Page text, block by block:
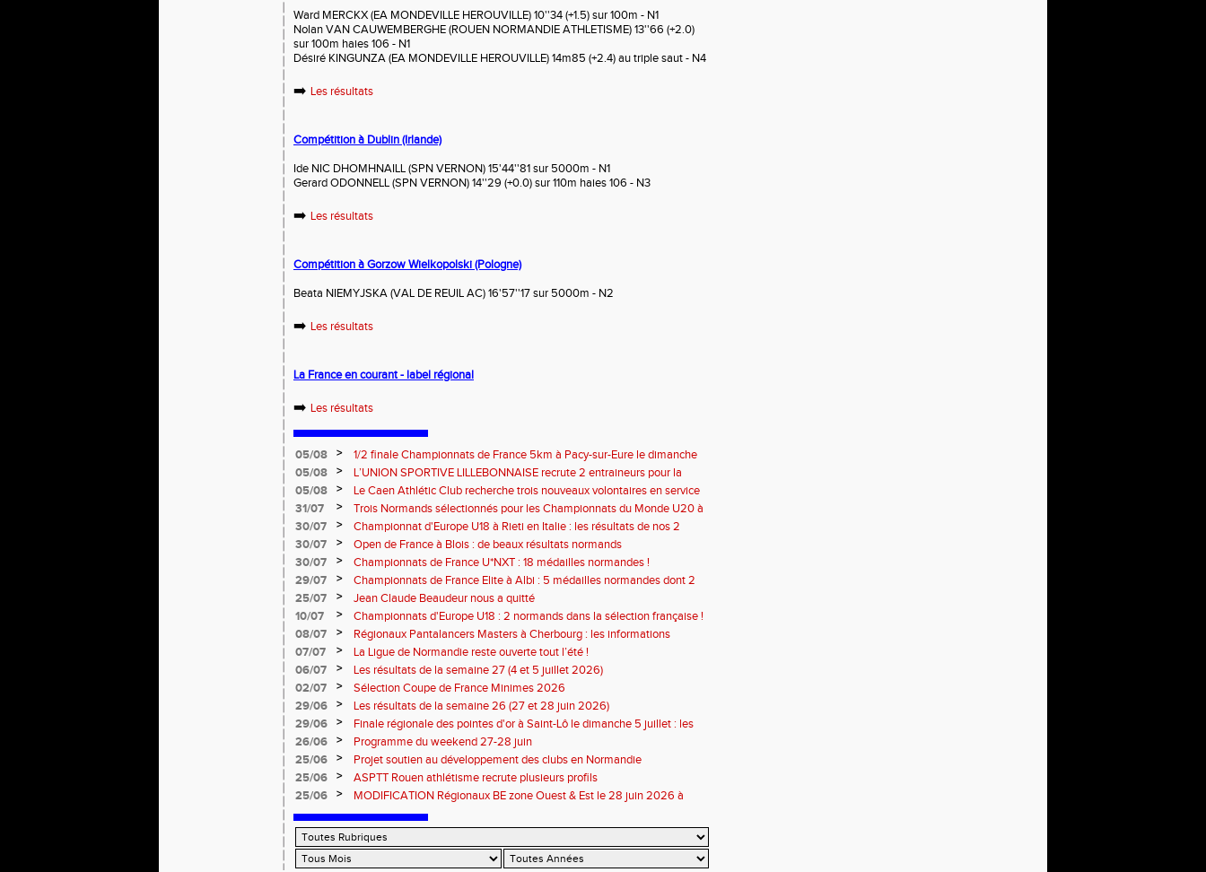
Ward MERCKX (EA MONDEVILLE HEROUVILLE) 10''34 (+1.5) sur 100m - N1
Nolan VAN CAUWEMBERGHE (ROUEN NORMANDIE ATHLETISME) 13''66 (+2.0)
sur 100m haies 106 - N1
Désiré KINGUNZA (EA MONDEVILLE HEROUVILLE) 14m85 (+2.4) au triple saut - N4
➡️ Les résultats
Compétition à Dublin (Irlande)
Ide NIC DHOMHNAILL (SPN VERNON) 15'44''81 sur 5000m - N1
Gerard ODONNELL (SPN VERNON) 14''29 (+0.0) sur 110m haies 106 - N3
➡️ Les résultats
Compétition à Gorzow Wielkopolski (Pologne)
Beata NIEMYJSKA (VAL DE REUIL AC) 16'57''17 sur 5000m - N2
➡️ Les résultats
La France en courant - label régional
➡️ Les résultats
05/08 >
1/2 finale Championnats de France 5km à Pacy-sur-Eure le dimanche
13 septembre 2026 : les informations
05/08 >
L’UNION SPORTIVE LILLEBONNAISE recrute 2 entraineurs pour la
rentrée 2026
05/08 >
Le Caen Athlétic Club recherche trois nouveaux volontaires en service
civique à compter de septembre 2026
31/07 >
Trois Normands sélectionnés pour les Championnats du Monde U20 à
Eugene !
30/07 >
Championnat d'Europe U18 à Rieti en Italie : les résultats de nos 2
normands
30/07 >
Open de France à Blois : de beaux résultats normands
30/07
>
Championnats de France U*NXT : 18 médailles normandes !
29/07
>
Championnats de France Elite à Albi : 5 médailles normandes dont 2
titres !
25/07 >
Jean Claude Beaudeur nous a quitté
10/07
>
Championnats d'Europe U18 : 2 normands dans la sélection française !
08/07
>
Régionaux Pantalancers Masters à Cherbourg : les informations
07/07
>
La Ligue de Normandie reste ouverte tout l’été !
06/07
>
Les résultats de la semaine 27 (4 et 5 juillet 2026)
02/07
>
Sélection Coupe de France Minimes 2026
29/06
>
Les résultats de la semaine 26 (27 et 28 juin 2026)
29/06
>
Finale régionale des pointes d'or à Saint-Lô le dimanche 5 juillet : les
informations
26/06 >
Programme du weekend 27-28 juin
25/06
>
Projet soutien au développement des clubs en Normandie
25/06
>
ASPTT Rouen athlétisme recrute plusieurs profils
25/06
>
MODIFICATION Régionaux BE zone Ouest & Est le 28 juin 2026 à